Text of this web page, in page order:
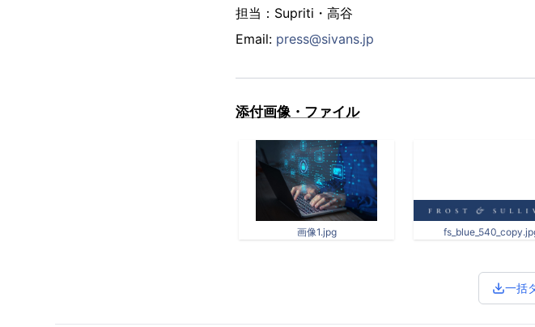
担当：Supriti・高谷
Email: press@sivans.jp
添付画像・ファイル
画像1.jpg
一括